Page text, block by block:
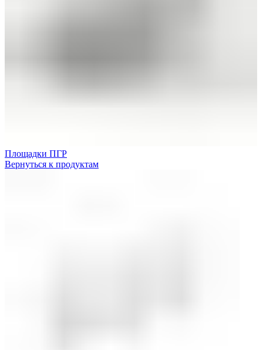
Площадки ПГР
Вернуться к продуктам